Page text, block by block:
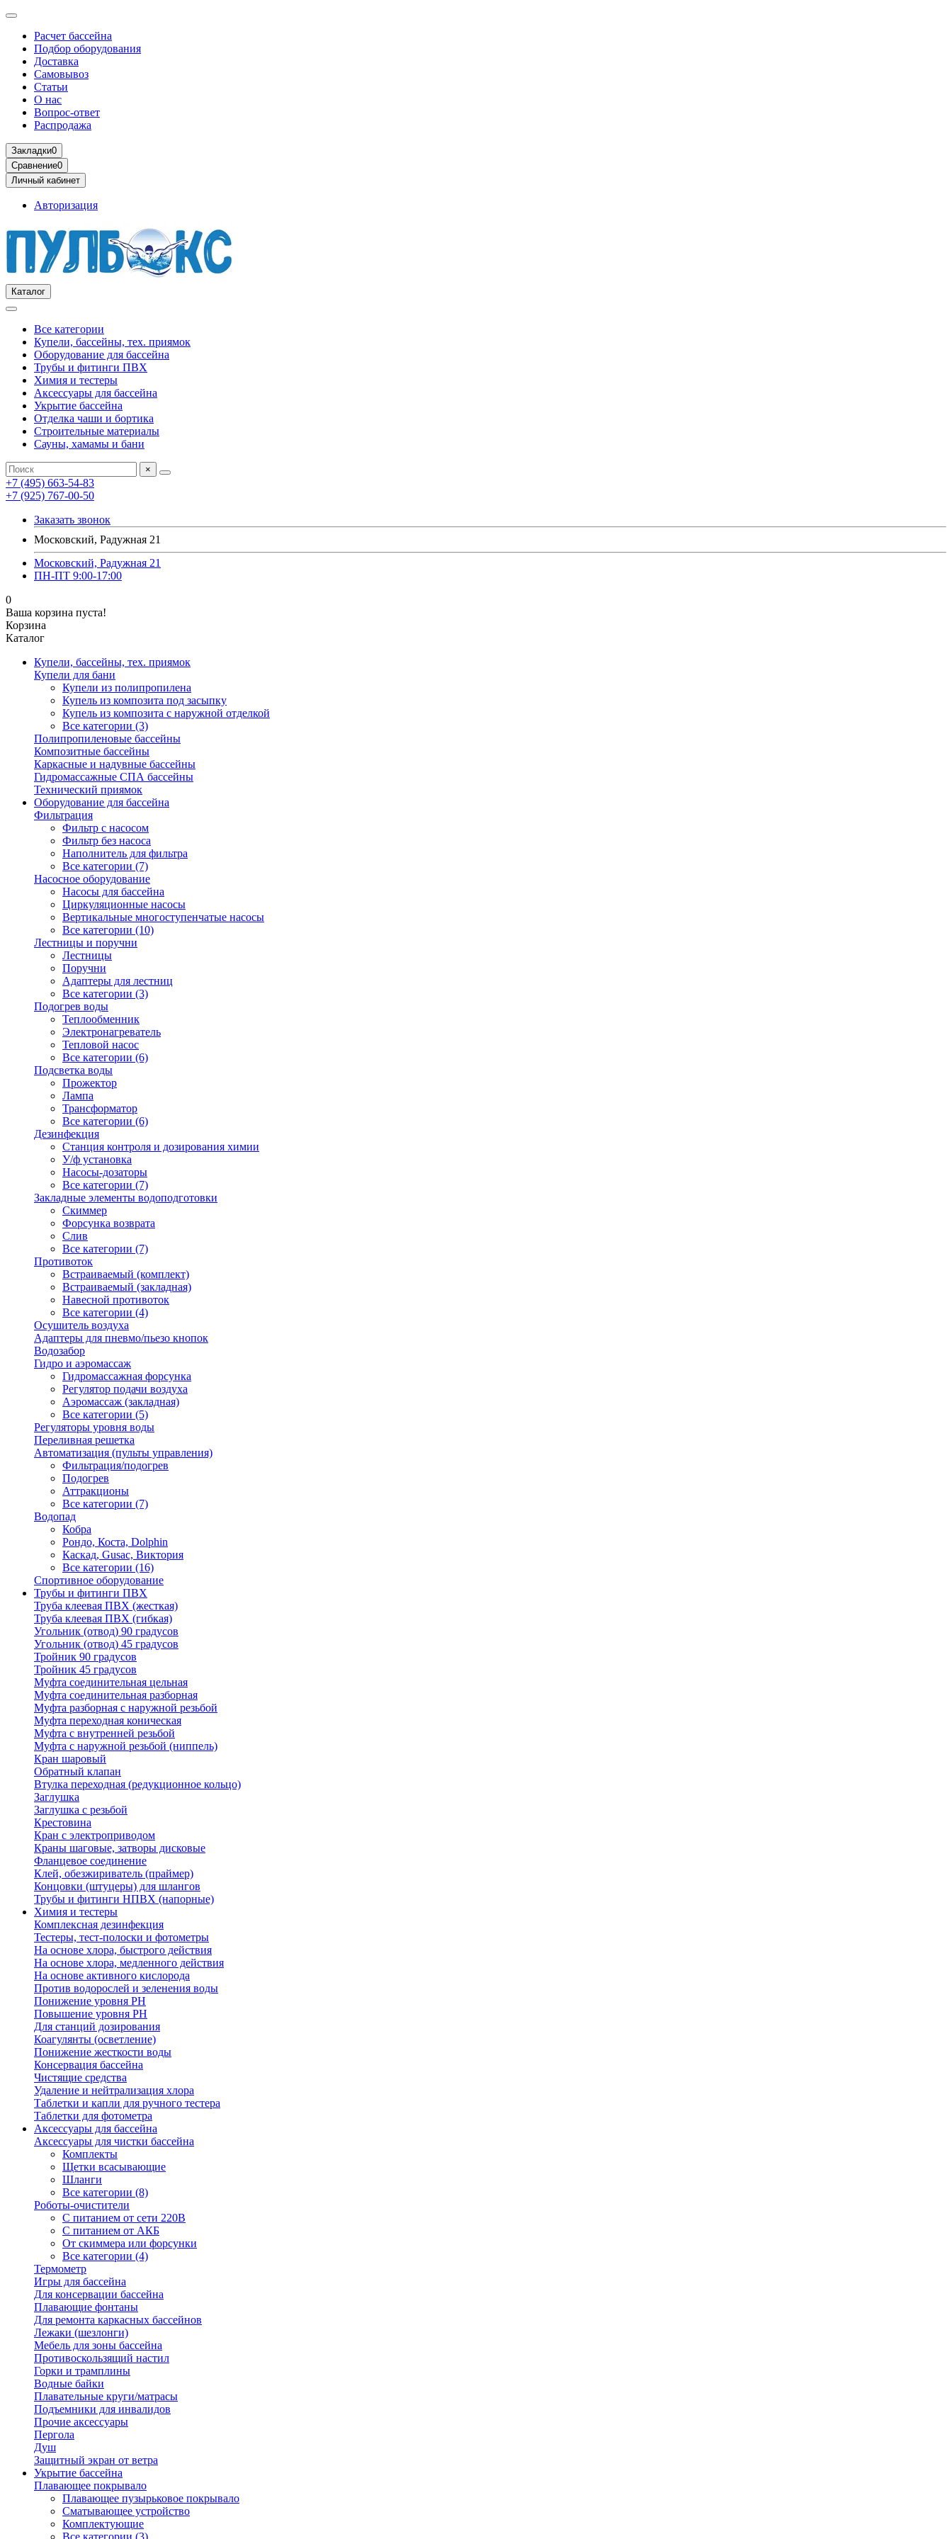
Расчет бассейна
Подбор оборудования
Доставка
Самовывоз
Статьи
О нас
Вопрос-ответ
Распродажа
Закладки0
Сравнение0
Личный кабинет
Авторизация
Каталог
Все категории
Купели, бассейны, тех. приямок
Оборудование для бассейна
Трубы и фитинги ПВХ
Химия и тестеры
Аксессуары для бассейна
Укрытие бассейна
Отделка чаши и бортика
Строительные материалы
Сауны, хамамы и бани
×
+7 (495) 663-54-83
+7 (925) 767-00-50
Заказать звонок
Московский, Радужная 21
Московский, Радужная 21
ПН-ПТ 9:00-17:00
0
Ваша корзина пуста!
Корзина
Каталог
Купели, бассейны, тех. приямок
Купели для бани
Купели из полипропилена
Купель из композита под засыпку
Купель из композита с наружной отделкой
Все категории (3)
Полипропиленовые бассейны
Композитные бассейны
Каркасные и надувные бассейны
Гидромассажные СПА бассейны
Технический приямок
Оборудование для бассейна
Фильтрация
Фильтр с насосом
Фильтр без насоса
Наполнитель для фильтра
Все категории (7)
Насосное оборудование
Насосы для бассейна
Циркуляционные насосы
Вертикальные многоступенчатые насосы
Все категории (10)
Лестницы и поручни
Лестницы
Поручни
Адаптеры для лестниц
Все категории (3)
Подогрев воды
Теплообменник
Электронагреватель
Тепловой насос
Все категории (6)
Подсветка воды
Прожектор
Лампа
Трансформатор
Все категории (6)
Дезинфекция
Станция контроля и дозирования химии
У/ф установка
Насосы-дозаторы
Все категории (7)
Закладные элементы водоподготовки
Скиммер
Форсунка возврата
Слив
Все категории (7)
Противоток
Встраиваемый (комплект)
Встраиваемый (закладная)
Навесной противоток
Все категории (4)
Осушитель воздуха
Адаптеры для пневмо/пьезо кнопок
Водозабор
Гидро и аэромассаж
Гидромассажная форсунка
Регулятор подачи воздуха
Аэромассаж (закладная)
Все категории (5)
Регуляторы уровня воды
Переливная решетка
Автоматизация (пульты управления)
Фильтрация/подогрев
Подогрев
Аттракционы
Все категории (7)
Водопад
Кобра
Рондо, Коста, Dolphin
Каскад, Gusac, Виктория
Все категории (16)
Спортивное оборудование
Трубы и фитинги ПВХ
Труба клеевая ПВХ (жесткая)
Труба клеевая ПВХ (гибкая)
Угольник (отвод) 90 градусов
Угольник (отвод) 45 градусов
Тройник 90 градусов
Тройник 45 градусов
Муфта соединительная цельная
Муфта соединительная разборная
Муфта разборная с наружной резьбой
Муфта переходная коническая
Муфта с внутренней резьбой
Муфта с наружной резьбой (ниппель)
Кран шаровый
Обратный клапан
Втулка переходная (редукционное кольцо)
Заглушка
Заглушка с резьбой
Крестовина
Кран с электроприводом
Краны шаговые, затворы дисковые
Фланцевое соединение
Клей, обезжириватель (праймер)
Концовки (штуцеры) для шлангов
Трубы и фитинги НПВХ (напорные)
Химия и тестеры
Комплексная дезинфекция
Тестеры, тест-полоски и фотометры
На основе хлора, быстрого действия
На основе хлора, медленного действия
На основе активного кислорода
Против водорослей и зеленения воды
Понижение уровня РН
Повышение уровня РН
Для станций дозирования
Коагулянты (осветление)
Понижение жесткости воды
Консервация бассейна
Чистящие средства
Удаление и нейтрализация хлора
Таблетки и капли для ручного тестера
Таблетки для фотометра
Аксессуары для бассейна
Аксессуары для чистки бассейна
Комплекты
Щетки всасывающие
Шланги
Все категории (8)
Роботы-очистители
С питанием от сети 220В
С питанием от АКБ
От скиммера или форсунки
Все категории (4)
Термометр
Игры для бассейна
Для консервации бассейна
Плавающие фонтаны
Для ремонта каркасных бассейнов
Лежаки (шезлонги)
Мебель для зоны бассейна
Противоскользящий настил
Горки и трамплины
Водные байки
Плавательные круги/матрасы
Подъемники для инвалидов
Прочие аксессуары
Пергола
Душ
Защитный экран от ветра
Укрытие бассейна
Плавающее покрывало
Плавающее пузырьковое покрывало
Сматывающее устройство
Комплектующие
Все категории (3)